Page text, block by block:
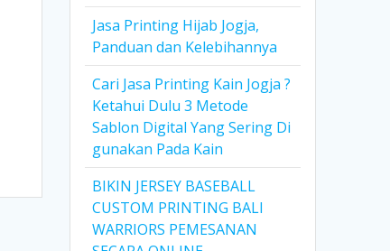
Jasa Printing Hijab Jogja,
Panduan dan Kelebihannya
Cari Jasa Printing Kain Jogja ?
Ketahui Dulu 3 Metode
Sablon Digital Yang Sering Di
gunakan Pada Kain
BIKIN JERSEY BASEBALL
CUSTOM PRINTING BALI
WARRIORS PEMESANAN